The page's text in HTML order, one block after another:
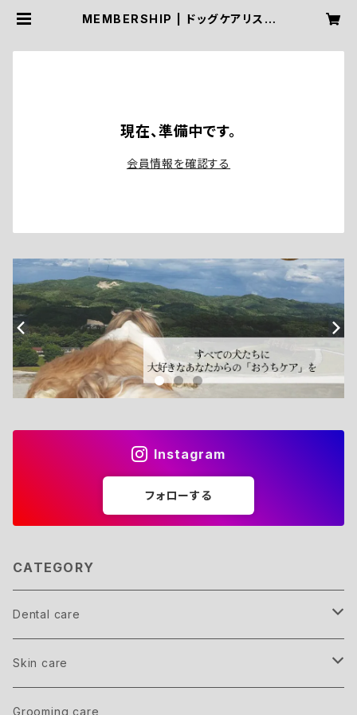
MEMBERSHIP | ドッグケアリスト
現在、準備中です。
会員情報を確認する
Instagram
フォローする
CATEGORY
Dental care
Member
Skin care
inner care
Grooming care